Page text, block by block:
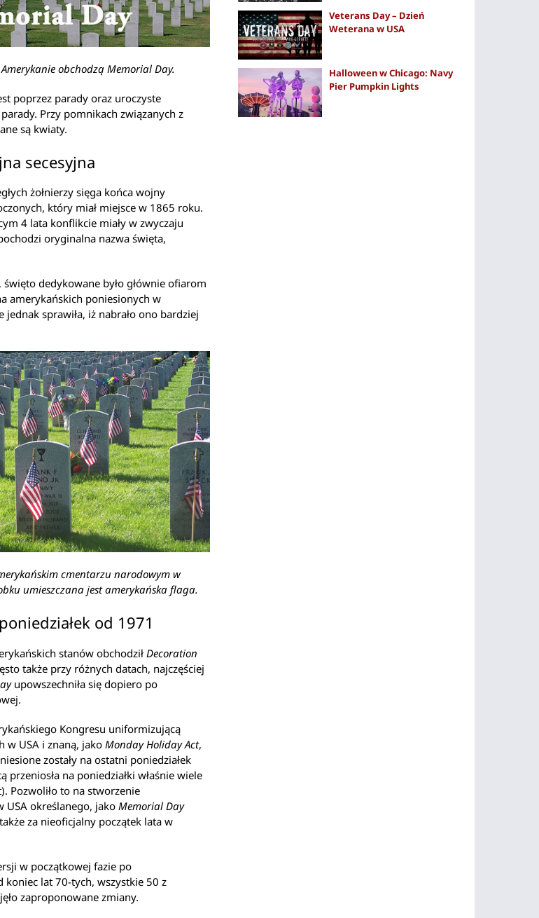
obchodzą Memorial Day.
poprzez parady oraz uroczyste
Przy pomnikach związanych z
są kwiaty.
secesyjna
żołnierzy sięga końca wojny
który miał miejsce w 1865 roku.
4 lata konflikcie miały w zwyczaju
oryginalna nazwa święta,
dedykowane było głównie ofiarom
amerykańskich poniesionych w
sprawiła, iż nabrało ono bardziej
cmentarzu narodowym w
umieszczana jest amerykańska flaga.
od 1971
stanów obchodził Decoration
także przy różnych datach, najczęściej
upowszechniła się dopiero po
Kongresu uniformizującą
w USA i znaną, jako Monday Holiday Act,
zostały na ostatni poniedziałek
przeniosła na poniedziałki właśnie wiele
Pozwoliło to na stworzenie
USA określanego, jako Memorial Day
za nieoficjalny początek lata w
w początkowej fazie po
koniec lat 70-tych, wszystkie 50 z
zaproponowane zmiany.
Veterans Day – Dzień
Weterana w USA
Halloween w Chicago: Navy
Pier Pumpkin Lights